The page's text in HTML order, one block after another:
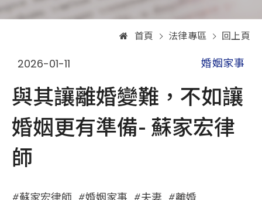
首頁 法律專區 回上頁
2026-01-11 婚姻家事
與其讓離婚變難，不如讓
婚姻更有準備- 蘇家宏律
師
蘇家宏律師 婚姻家事 夫妻 離婚